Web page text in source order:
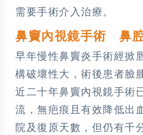
需要手術介入治療。
鼻竇內視鏡手術 鼻
早年慢性鼻竇炎手術經掀
構破壞性大，術後患者臉
近二十年鼻竇內視鏡手術
流，無疤痕且有效降低出
院及復原天數，但仍有千